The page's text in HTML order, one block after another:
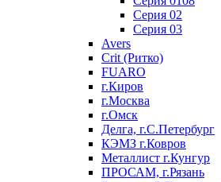
Серия 02
Серия 03
Avers
Crit (Ритко)
FUARO
г.Киров
г.Москва
г.Омск
Делга, г.С.Петербург
КЭМЗ г.Ковров
Металлист г.Кунгур
ПРОСАМ, г.Рязань